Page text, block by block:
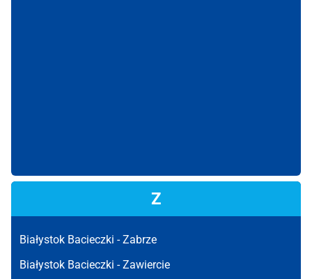
Z
Białystok Bacieczki -Zabrze
Białystok Bacieczki -Zawiercie